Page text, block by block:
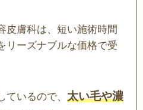
皮膚科は、短い施術時間
リーズナブルな価格で受
いるので、 太い毛や濃